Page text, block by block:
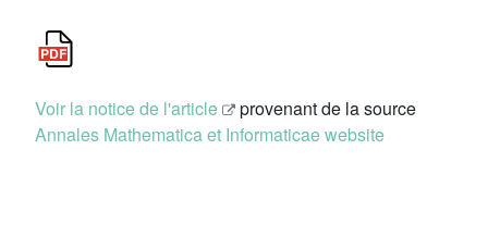
Voir la notice de l'article
provenant de la source
Annales Mathematica et Informaticae website